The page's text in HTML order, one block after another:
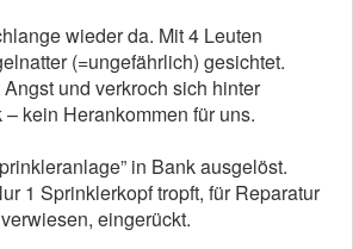
wieder da. Mit 4 Leuten
(=ungefährlich) gesichtet.
und verkroch sich hinter
kein Herankommen für uns.
in Bank ausgelöst.
1 Sprinklerkopf tropft, für Reparatur
eingerückt.